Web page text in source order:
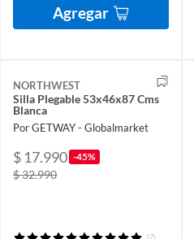
Agregar
NORTHWEST
Silla Plegable 53x46x87 Cms
Blanca
Por GETWAY - Globalmarket
$ 17.990 -45%
$ 32.990
(7)